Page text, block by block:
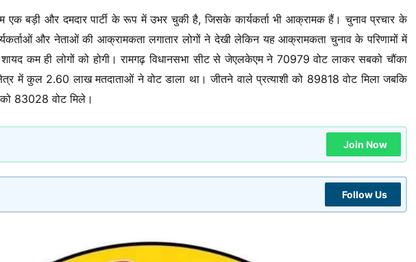
बड़ी और दमदार पार्टी के रूप में उभर चुकी है, जिसके कार्यकर्ता भी आक्रामक हैं। चुनाव प्रचार के
और नेताओं की आक्रामकता लगातार लोगों ने देखी लेकिन यह आक्रामकता चुनाव के परिणामों में
शायद कम ही लोगों को होगी। रामगढ़ विधानसभा सीट से जेएलकेएम ने 70979 वोट लाकर सबको चौंका
में कुल 2.60 लाख मतदाताओं ने वोट डाला था। जीतने वाले प्रत्याशी को 89818 वोट मिला जबकि
को 83028 वोट मिले।
Join Now
Follow Us